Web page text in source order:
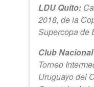
LDU Quito:
2018, de la
Supercopa de
Club
Torneo
Uruguayo del